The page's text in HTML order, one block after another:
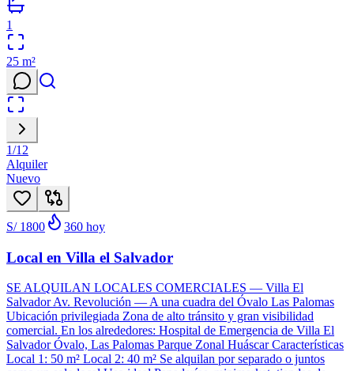
1
25 m²
1/12
Alquiler
Nuevo
S/ 1800 360 hoy
Local en Villa el Salvador
SE ALQUILAN LOCALES COMERCIALES — Villa El
Salvador Av. Revolución — A una cuadra del Óvalo Las Palomas
Ubicación privilegiada Zona de alto tránsito y gran visibilidad
comercial. En los alrededores: Hospital de Emergencia de Villa El
Salvador Óvalo, Las Palomas Parque Zonal Huáscar Características
Local 1: 50 m² Local 2: 40 m² Se alquilan por separado o juntos